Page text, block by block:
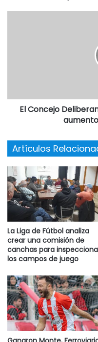
El Concejo
Artículos
La Liga de Fútbol analiza
crear una comisión de
canchas para
los campos de juego